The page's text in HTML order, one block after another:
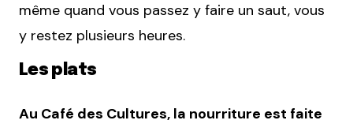
même quand vous passez y faire un saut, vous
y restez plusieurs heures.
Les plats
Au Café des Cultures, la nourriture est faite